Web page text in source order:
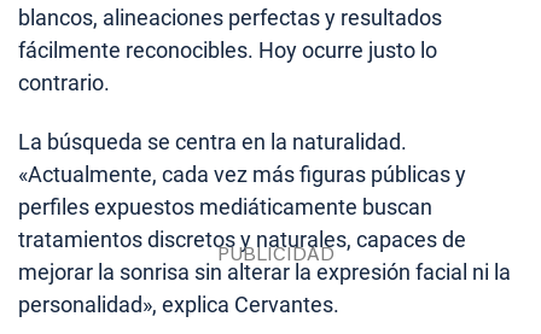
blancos, alineaciones perfectas y resultados
fácilmente reconocibles. Hoy ocurre justo lo
contrario.
La búsqueda se centra en la naturalidad.
«Actualmente, cada vez más figuras públicas y
perfiles expuestos mediáticamente buscan
tratamientos discretos y naturales, capaces de
mejorar la sonrisa sin alterar la expresión facial ni la
personalidad», explica Cervantes.